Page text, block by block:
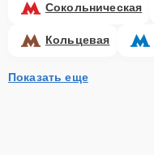
Сокольническая
Кольцевая
Показать еще